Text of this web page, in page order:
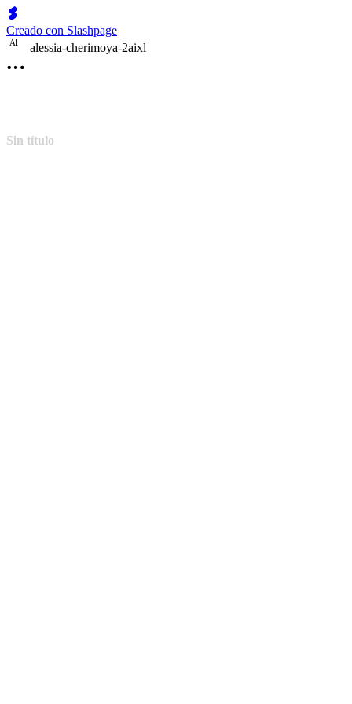
Creado con Slashpage
Al alessia-cherimoya-2aixl
Sin título